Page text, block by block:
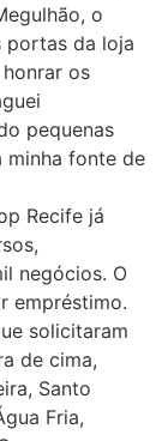
o
portas da loja
os
pequenas
minha fonte de
Recife já
negócios. O
empréstimo.
solicitaram
de cima,
Santo
Fria,